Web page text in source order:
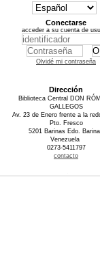
Conectarse
acceder a su cuenta de
Olvidé mi contraseña
Dirección
Biblioteca Central DON
GALLEGOS
Av. 23 de Enero frente a la
Pto. Fresco
5201 Barinas Edo.
Venezuela
0273-5411797
contacto